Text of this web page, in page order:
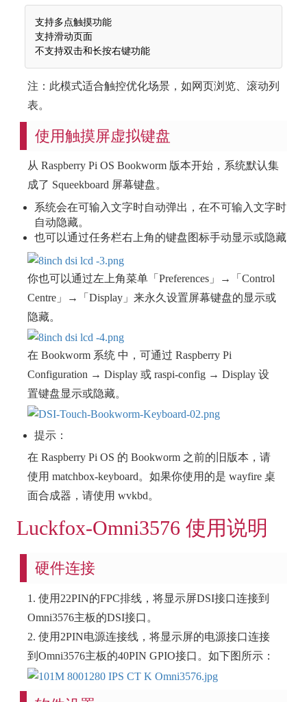
支持多点触摸功能
支持滑动页面
注：此模式适合触控优化场景，如网页浏览、滚动列
表。
使用触摸屏虚拟键盘
从 Raspberry Pi OS Bookworm 版本开始，系统默认集
成了 Squeekboard 屏幕键盘。
系统会在可输入文字时自动弹出，在不可输入文字时
自动隐藏。
也可以通过任务栏右上角的键盘图标手动显示或隐藏
你也可以通过左上角菜单「Preferences」→「Control
Centre」→「Display」来永久设置屏幕键盘的显示或
隐藏。
在 Bookworm 系统 中，可通过 Raspberry Pi
Configuration → Display 或 raspi-config → Display 设
置键盘显示或隐藏。
提示：
在 Raspberry Pi OS 的 Bookworm 之前的旧版本，请
使用 matchbox-keyboard。如果你使用的是 wayfire 桌
面合成器，请使用 wvkbd。
Luckfox-Omni3576 使用说明
硬件连接
1. 使用22PIN的FPC排线，将显示屏DSI接口连接到
Omni3576主板的DSI接口。
2. 使用2PIN电源连接线，将显示屏的电源接口连接
到Omni3576主板的40PIN GPIO接口。如下图所示：